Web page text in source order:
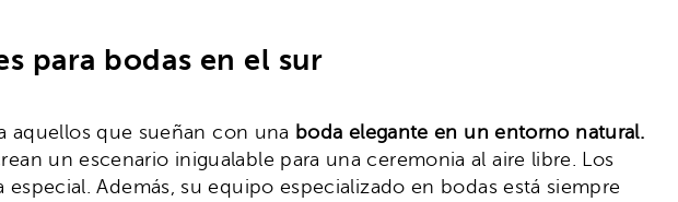
para bodas en el sur
aquellos que sueñan con una boda elegante en un entorno natural.
un escenario inigualable para una ceremonia al aire libre. Los
Además, su equipo especializado en bodas está siempre